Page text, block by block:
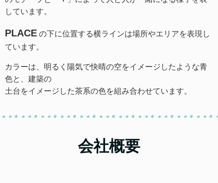
しています。
PLACE の下に位置する横ラインは場所やエリアを表現し
ています。
カラーは、明るく陽気で快晴の空をイメージしたような青
色と、建築の
土台をイメージした茶系の色を組み合わせています。
会社概要